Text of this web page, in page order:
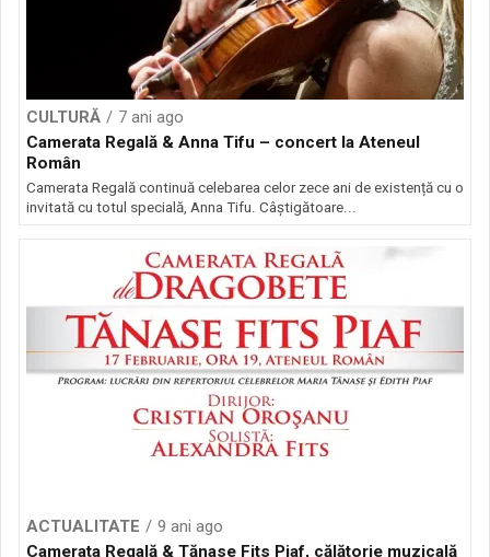
CULTURĂ
7 ani ago
Camerata Regală & Anna Tifu – concert la Ateneul
Român
Camerata Regală continuă celebarea celor zece ani de existență cu o
invitată cu totul specială, Anna Tifu. Câștigătoare...
ACTUALITATE
9 ani ago
Camerata Regală & Tănase Fits Piaf, călătorie muzicală